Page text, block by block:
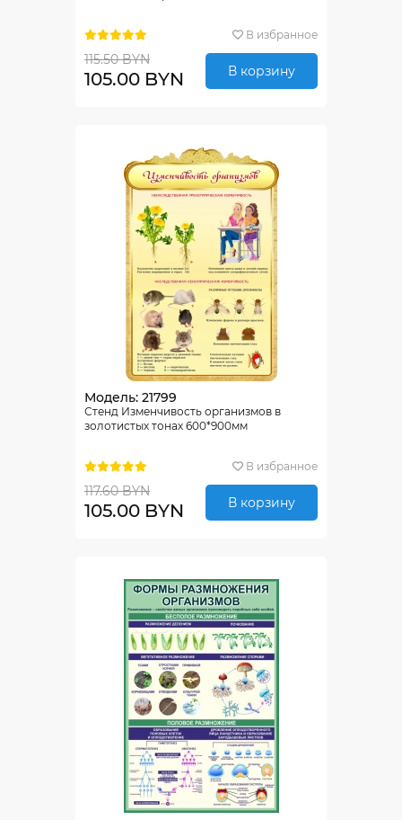
В избранное
115.50 BYN
105.00 BYN В корзину
Модель: 21799
Стенд Изменчивость организмов в
золотистых тонах 600*900мм
В избранное
117.60 BYN
105.00 BYN В корзину